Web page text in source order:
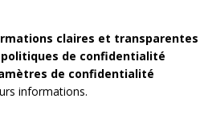
claires et transparentes
politiques de confidentialité
de confidentialité
informations.